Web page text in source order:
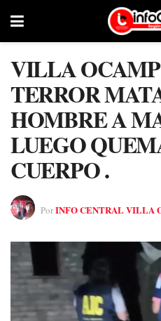
VILLA
TERROR
HOMBRE A
LUEGO
CUERPO .
PorINFO CENTRAL VILLA